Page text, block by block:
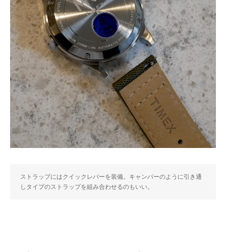
ストラップにはクイックレバーを装備。キャンパーのように引き通
しタイプのストラップを組み合わせるのもいい。